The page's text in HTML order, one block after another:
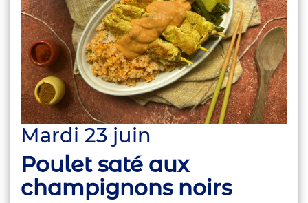
Mardi 23 juin
Poulet saté aux
champignons noirs